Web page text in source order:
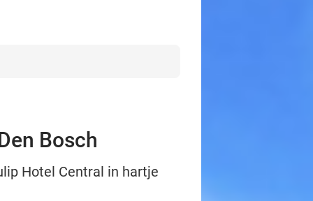
Bosch
Hotel Central in hartje